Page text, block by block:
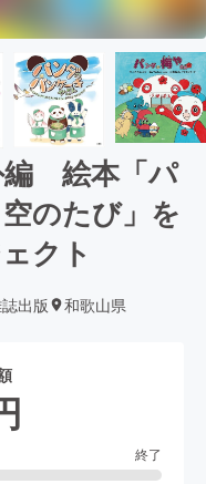
編 絵本「パ
のたび」を
クト
出版 和歌山県
終了